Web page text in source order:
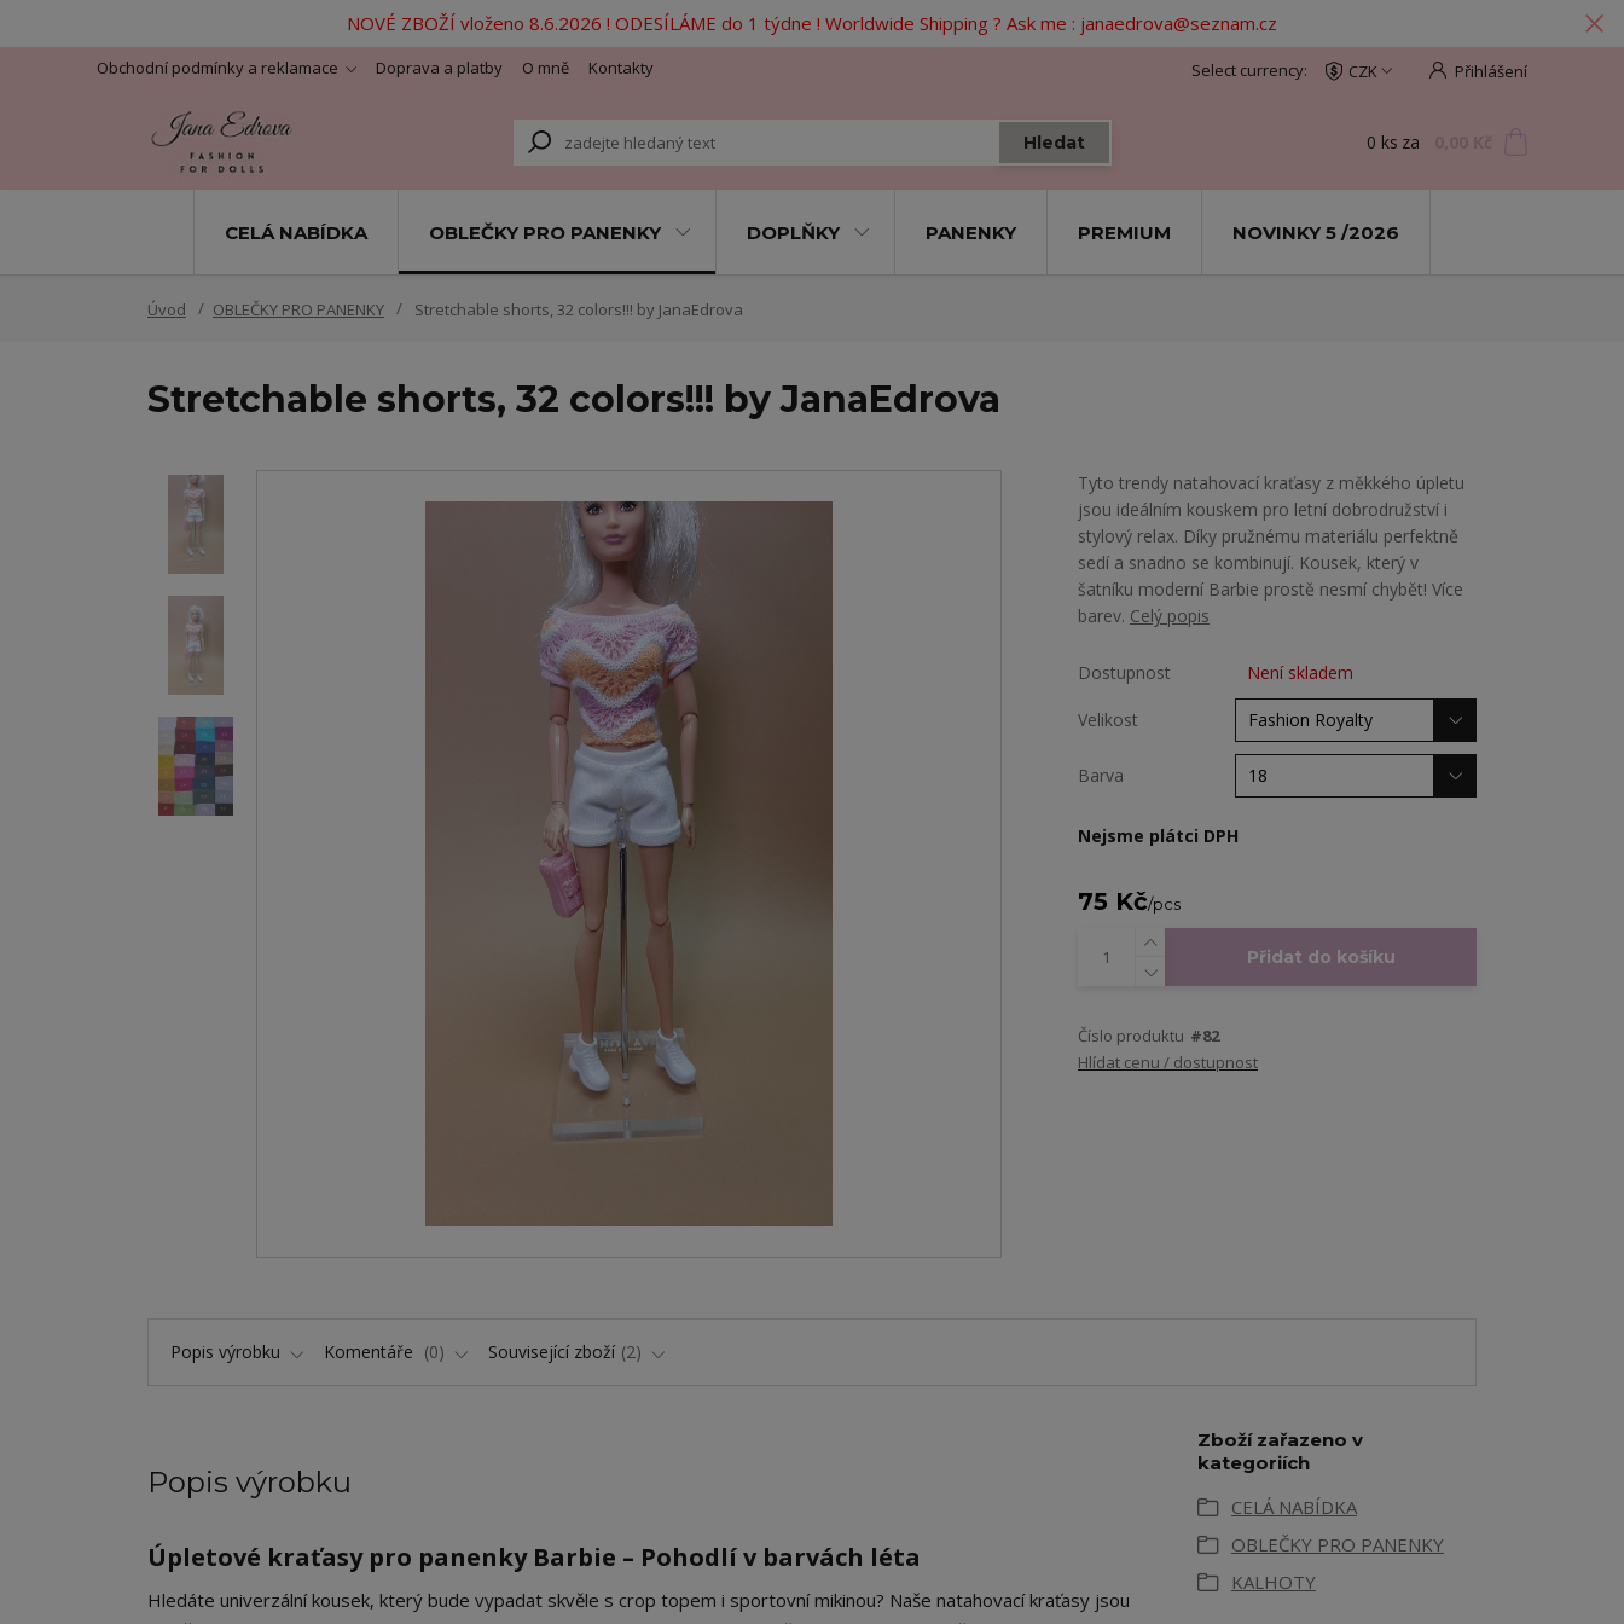
NOVÉ ZBOŽÍ vloženo 8.6.2026 ! ODESÍLÁME do 1 týdne ! Worldwide Shipping ? Ask me : janaedrova@seznam.cz
Obchodní podmínky a reklamace Doprava a platby O mně Kontakty CZK Přihlášení
Hledat 0 ks za
CELÁ NABÍDKA OBLEČKY PRO PANENKY DOPLŇKY PANENKY PREMIUM NOVINKY 5 /2026
Úvod OBLEČKY PRO PANENKY Stretchable shorts, 32 colors!!! by JanaEdrova
Stretchable shorts, 32 colors!!! by JanaEdrova
Tyto trendy natahovací kraťasy z měkkého úpletu
jsou ideálním kouskem pro letní dobrodružství i
stylový relax. Díky pružnému materiálu perfektně
sedí a snadno se kombinují. Kousek, který v
šatníku moderní Barbie prostě nesmí chybět! Více
barev. Celý popis
Dostupnost Není skladem
Velikost
Barva
Nejsme plátci DPH
75 Kč/pcs
Přidat do košíku
Číslo produktu #82
Hlídat cenu / dostupnost
Popis výrobku Komentáře 0 Související zboží 2
Popis výrobku
Úpletové kraťasy pro panenky Barbie – Pohodlí v barvách léta
​Hledáte univerzální kousek, který bude vypadat skvěle s crop topem i sportovní mikinou? Naše natahovací kraťasy jsou
Zboží zařazeno v
kategoriích
CELÁ NABÍDKA
OBLEČKY PRO PANENKY
KALHOTY